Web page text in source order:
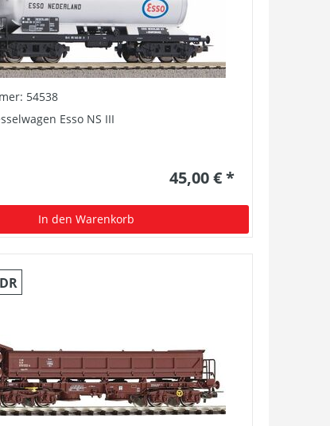
54538
Esso NS III
45,00 € *
In den Warenkorb
DR